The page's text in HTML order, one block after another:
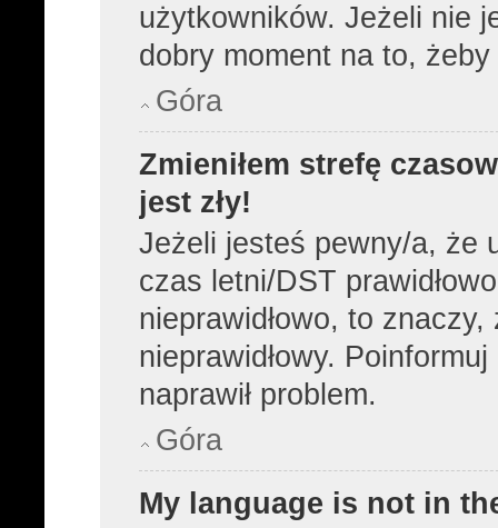
użytkowników. Jeżeli nie
dobry moment na to,
Góra
Zmieniłem strefę
jest zły!
Jeżeli jesteś pewny/a, że
czas letni/DST
nieprawidłowo, to
nieprawidłowy.
naprawił problem.
Góra
My language is not in